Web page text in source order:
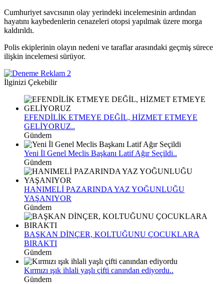
Cumhuriyet savcısının olay yerindeki incelemesinin ardından
hayatını kaybedenlerin cenazeleri otopsi yapılmak üzere morga
kaldırıldı.
Polis ekiplerinin olayın nedeni ve taraflar arasındaki geçmiş sürece
ilişkin incelemesi sürüyor.
İlginizi Çekebilir
EFENDİLİK ETMEYE DEĞİL, HİZMET ETMEYE
GELİYORUZ..
Gündem
Yeni İl Genel Meclis Başkanı Latif Ağır Seçildi..
Gündem
HANIMELİ PAZARINDA YAZ YOĞUNLUĞU
YAŞANIYOR
Gündem
BAŞKAN DİNÇER, KOLTUĞUNU ÇOCUKLARA
BIRAKTI
Gündem
Kırmızı ışık ihlali yaşlı çifti canından ediyordu..
Gündem